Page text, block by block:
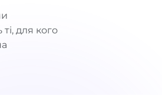
для кого